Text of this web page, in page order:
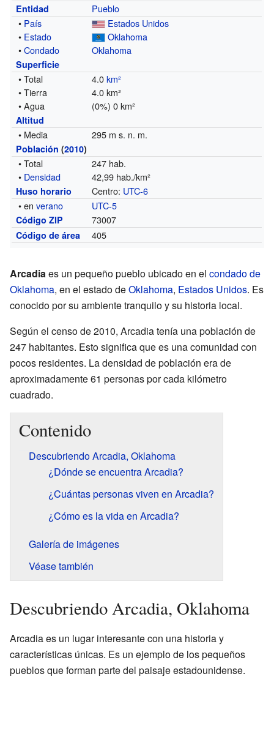
Entidad
Pueblo
• País
Estados Unidos
• Estado
Oklahoma
•Condado Oklahoma
Superficie
• Total 4.0km²
• Tierra
4.0 km²
• Agua
(0%) 0 km²
Altitud
• Media 295 m s. n. m.
Población (2010)
• Total
247 hab.
• Densidad 42,99 hab./km²
Huso horario Centro: UTC-6
• enverano UTC-5
Código ZIP 73007
Código de área 405
Arcadiaes un pequeño pueblo ubicado en el condado de
Oklahoma, en el estado deOklahoma, Estados Unidos. Es
conocido por su ambiente tranquilo y su historia local.
Según el censo de 2010, Arcadia tenía una población de
247 habitantes. Esto significa que es una comunidad con
pocos residentes. La densidad de población era de
aproximadamente 61 personas por cada kilómetro
cuadrado.
Contenido
Descubriendo Arcadia, Oklahoma
¿Dónde se encuentra Arcadia?
¿Cuántas personas viven en Arcadia?
¿Cómo es la vida en Arcadia?
Galería de imágenes
Véase también
Descubriendo Arcadia, Oklahoma
Arcadia es un lugar interesante con una historia y
características únicas. Es un ejemplo de los pequeños
pueblos que forman parte del paisaje estadounidense.